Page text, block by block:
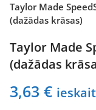
Taylor Made
(dažādas krāsas)
Taylor Made
(dažādas
3,63 €